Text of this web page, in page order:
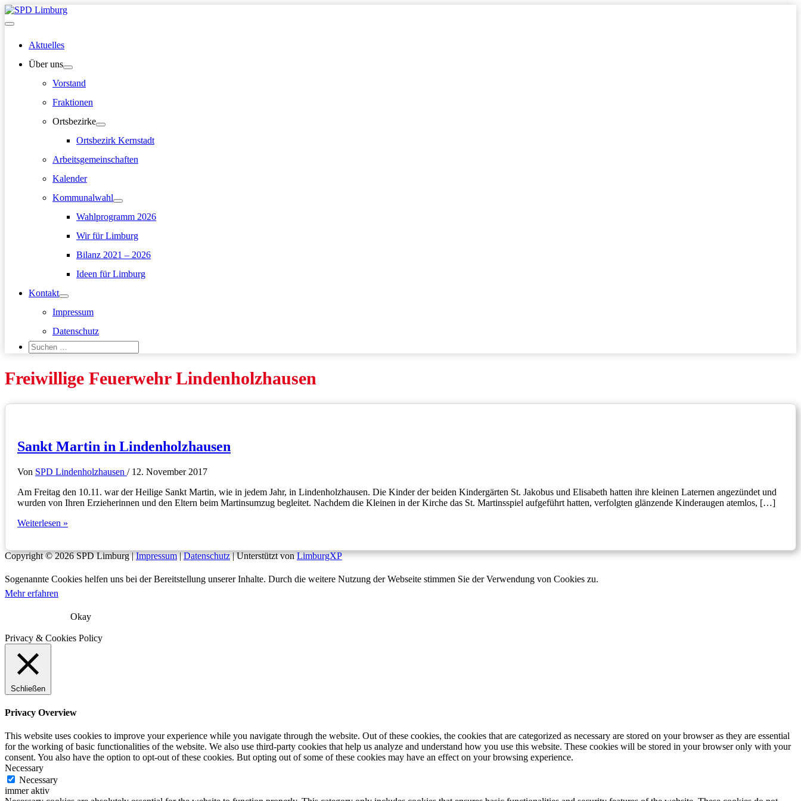
Zum
Inhalt
Hauptmenü
Aktuelles
Über uns
Vorstand
Fraktionen
Ortsbezirke
Ortsbezirk Kernstadt
Arbeitsgemeinschaften
Kalender
Kommunalwahl
Wahlprogramm 2026
Wir für Limburg
Bilanz 2021 – 2026
Ideen für Limburg
Kontakt
Impressum
Datenschutz
Suchen
nach:
Freiwillige Feuerwehr Lindenholzhausen
Sankt Martin in Lindenholzhausen
Von SPD Lindenholzhausen / 12. November 2017
Am Freitag den 10.11. war der Heilige Sankt Martin, wie in jedem Jahr, in Lindenholzhausen. Die Kinder der beiden Kindergärten St. Jakobus und Elisabeth hatten ihre kleinen Laternen angezündet und
wurden von Ihren Erzieherinnen und den Eltern beim Martinsumzug begleitet. Nachdem die Kleinen in der Kirche das St. Martinsspiel aufgeführt hatten, verfolgten glänzende Kinderaugen atemlos, […]
Sankt
Lindenholzhausen
Weiterlesen »
Copyright © 2026SPD Limburg|Impressum|Datenschutz| Unterstützt vonLimburgXP
Sogenannte Cookies helfen uns bei der Bereitstellung unserer Inhalte. Durch die weitere Nutzung der Webseite stimmen Sie der Verwendung von Cookies zu.
Mehr erfahren
Okay
Privacy & Cookies Policy
Schließen
Privacy Overview
This website uses cookies to improve your experience while you navigate through the website. Out of these cookies, the cookies that are categorized as necessary are stored on your browser as they are essential
for the working of basic functionalities of the website. We also use third-party cookies that help us analyze and understand how you use this website. These cookies will be stored in your browser only with your
consent. You also have the option to opt-out of these cookies. But opting out of some of these cookies may have an effect on your browsing experience.
Necessary
Necessary
immer aktiv